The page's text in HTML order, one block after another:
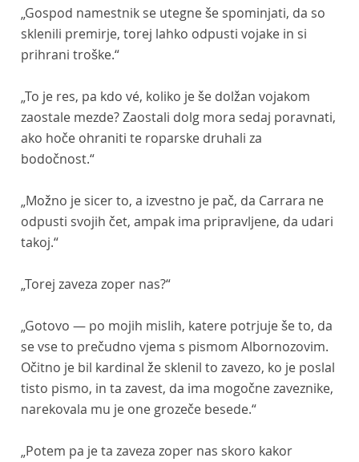
„Gospod namestnik se utegne še spominjati, da so
sklenili premirje, torej lahko odpusti vojake in si
prihrani troške.“
„To je res, pa kdo vé, koliko je še dolžan vojakom
zaostale mezde? Zaostali dolg mora sedaj poravnati,
ako hoče ohraniti te roparske druhali za
bodočnost.“
„Možno je sicer to, a izvestno je pač, da Carrara ne
odpusti svojih čet, ampak ima pripravljene, da udari
takoj.“
„Torej zaveza zoper nas?“
„Gotovo — po mojih mislih, katere potrjuje še to, da
se vse to prečudno vjema s pismom Albornozovim.
Očitno je bil kardinal že sklenil to zavezo, ko je poslal
tisto pismo, in ta zavest, da ima mogočne zaveznike,
narekovala mu je one grozeče besede.“
„Potem pa je ta zaveza zoper nas skoro kakor